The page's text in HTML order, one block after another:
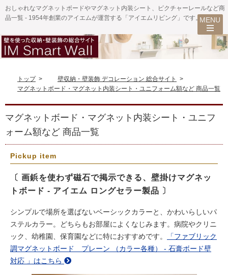
おしゃれなマグネットボードやマグネット内装シート、ピクチャーレールなど商
品一覧 - 1954年創業のアイエムが運営する「アイエムリビング」です。
トップ > 壁収納・壁装飾 デコレーション 総合サイト
>
マグネットボード・マグネット内装シート・ユニフォーム額など 商品一覧
マグネットボード・マグネット内装シート・ユニフ
ォーム額など 商品一覧
Pickup item
〔 画鋲を使わず磁石で掲示できる、壁掛けマグネッ
トボード - アイエム ロングセラー製品 〕
シンプルで場所を選ばないベーシックカラーと、かわいらしいパ
ステルカラー。どちらもお部屋によくなじみます。病院やクリニ
ック、幼稚園、保育園などに特におすすめです。
「ファブリック
調マグネットボード プレーン （カラー各種） - 石膏ボード壁
対応 」はこちら